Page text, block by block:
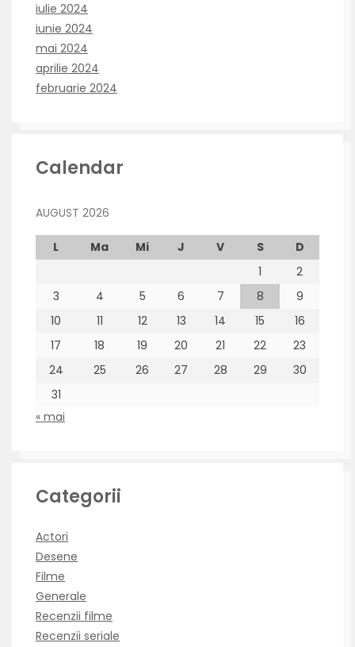
iulie 2024
iunie 2024
mai 2024
aprilie 2024
februarie 2024
Calendar
AUGUST 2026
L Ma Mi J V S
D
1
2
3
4 5 6 7 8
9
10
11 12 13 14 15
16
17
18 19 20 21 22
23
24
25 26 27 28 29
30
31
« mai
Categorii
Actori
Desene
Filme
Generale
Recenzii filme
Recenzii seriale